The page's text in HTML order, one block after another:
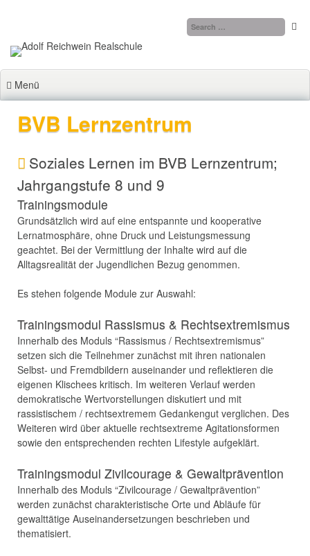
Menü
BVB Lernzentrum
Soziales Lernen im BVB Lernzentrum;
Jahrgangstufe 8 und 9
Trainingsmodule
Grundsätzlich wird auf eine entspannte und kooperative
Lernatmosphäre, ohne Druck und Leistungsmessung
geachtet. Bei der Vermittlung der Inhalte wird auf die
Alltagsrealität der Jugendlichen Bezug genommen.
Es stehen folgende Module zur Auswahl:
Trainingsmodul Rassismus & Rechtsextremismus
Innerhalb des Moduls “Rassismus / Rechtsextremismus”
setzen sich die Teilnehmer zunächst mit ihren nationalen
Selbst- und Fremdbildern auseinander und reflektieren die
eigenen Klischees kritisch. Im weiteren Verlauf werden
demokratische Wertvorstellungen diskutiert und mit
rassistischem / rechtsextremem Gedankengut verglichen. Des
Weiteren wird über aktuelle rechtsextreme Agitationsformen
sowie den entsprechenden rechten Lifestyle aufgeklärt.
Trainingsmodul Zivilcourage & Gewaltprävention
Innerhalb des Moduls “Zivilcourage / Gewaltprävention”
werden zunächst charakteristische Orte und Abläufe für
gewalttätige Auseinandersetzungen beschrieben und
thematisiert.